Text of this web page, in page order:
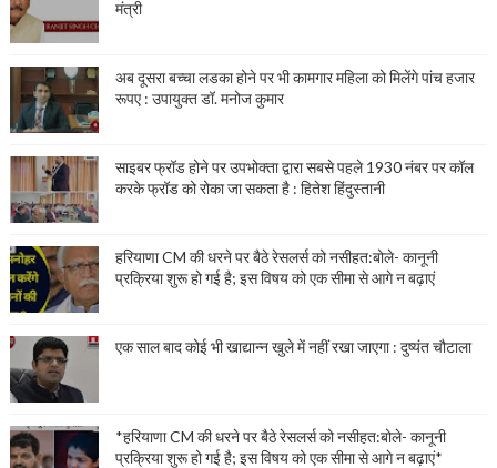
मंत्री
अब दूसरा बच्चा लडका होने पर भी कामगार महिला को मिलेंगे पांच हजार
रूपए : उपायुक्त डॉ. मनोज कुमार
साइबर फ्रॉड होने पर उपभोक्ता द्वारा सबसे पहले 1930 नंबर पर कॉल
करके फ्रॉड को रोका जा सकता है : हितेश हिंदुस्तानी
हरियाणा CM की धरने पर बैठे रेसलर्स को नसीहत:बोले- कानूनी
प्रक्रिया शुरू हो गई है; इस विषय को एक सीमा से आगे न बढ़ाएं
एक साल बाद कोई भी खाद्यान्न खुले में नहीं रखा जाएगा : दुष्यंत चौटाला
*हरियाणा CM की धरने पर बैठे रेसलर्स को नसीहत:बोले- कानूनी
प्रक्रिया शुरू हो गई है; इस विषय को एक सीमा से आगे न बढ़ाएं*